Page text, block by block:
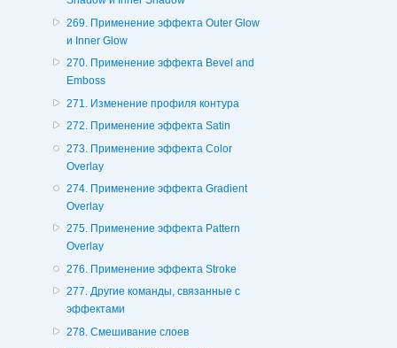
269. Применение эффекта Outer Glow
и Inner Glow
270. Применение эффекта Bevel and
Emboss
271. Изменение профиля контура
272. Применение эффекта Satin
273. Применение эффекта Color
Overlay
274. Применение эффекта Gradient
Overlay
275. Применение эффекта Pattern
Overlay
276. Применение эффекта Stroke
277. Другие команды, связанные с
эффектами
278. Смешивание слоев